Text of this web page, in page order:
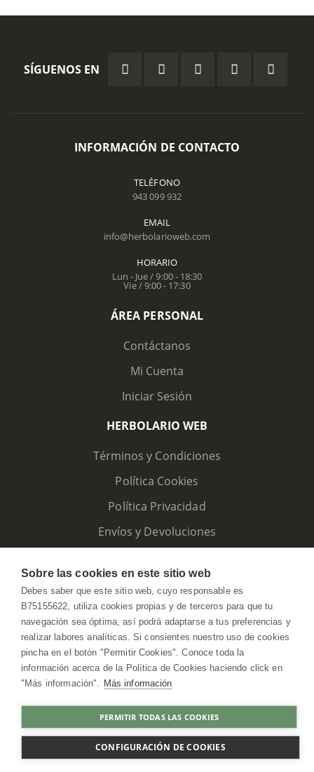
AGOTADO
SÍGUENOS EN
INFORMACIÓN DE CONTACTO
TELÉFONO
943 099 932
EMAIL
info@herbolarioweb.com
HORARIO
Lun - Jue / 9:00 - 18:30
Vie / 9:00 - 17:30
ÁREA PERSONAL
Contáctanos
Mi Cuenta
Iniciar Sesión
HERBOLARIO WEB
Términos y Condiciones
Política Cookies
Política Privacidad
Envíos y Devoluciones
HerbolarioWeb © 2026. All Rights Reserved
Sobre las cookies en este sitio web
Debes saber que este sitio web, cuyo responsable es
B75155622, utiliza cookies propias y de terceros para que tu
navegación sea óptima, así podrá adaptarse a tus preferencias y
realizar labores analíticas. Si consientes nuestro uso de cookies
pincha en el botón "Permitir Cookies". Conoce toda la
información acerca de la Política de Cookies haciendo click en
"Más información". Más información
PERMITIR TODAS LAS COOKIES
CONFIGURACIÓN DE COOKIES